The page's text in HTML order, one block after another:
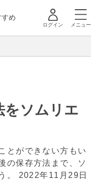
すめ
ログイン メニュー
をソムリエ
とができない方もい
の保存方法まで、ソ
。 2022年11月29日